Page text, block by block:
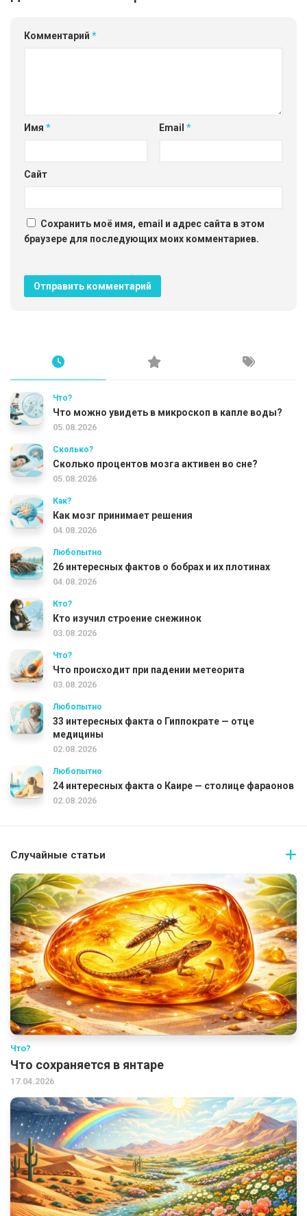
Комментарий *
Имя * Email *
Сайт
Сохранить моё имя, email и адрес сайта в этом
браузере для последующих моих комментариев.
Что?
Что можно увидеть в микроскоп в капле воды?
05.08.2026
Сколько?
Сколько процентов мозга активен во сне?
05.08.2026
Как?
Как мозг принимает решения
04.08.2026
Любопытно
26 интересных фактов о бобрах и их плотинах
04.08.2026
Кто?
Кто изучил строение снежинок
03.08.2026
Что?
Что происходит при падении метеорита
03.08.2026
Любопытно
33 интересных факта о Гиппократе — отце
медицины
02.08.2026
Любопытно
24 интересных факта о Каире — столице фараонов
02.08.2026
Случайные статьи
Что?
Что сохраняется в янтаре
17.04.2026